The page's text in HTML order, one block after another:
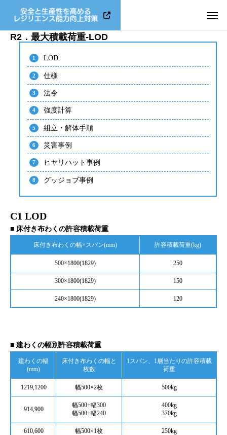
R2．最大積載荷重-LOD
LOD
仕様
法令
強度計算
組立・解体手順
災害事例
ヒヤリハット事例
グッジョブ事例
C1 LOD
■ 床付き布わくの許容積載荷重
床付き布わくの幅×スパン(mm) 許容積載荷重(kg)
500×1800(1829) 250
300×1800(1829) 150
240×1800(1829) 120
■ 建わくの幅別許容積載荷重
建わくの幅
(mm)
床付き布わくの幅と
枚数
1スパン、1層当たりの許容積載
荷重
1219,1200 幅500×2枚 500kg
914,900
幅500+幅300
幅500+幅240
400kg
370kg
610,600 幅500×1枚 250kg